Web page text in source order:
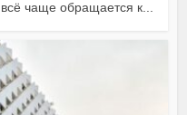
чаще обращается к...